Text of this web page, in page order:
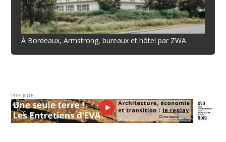
À Bordeaux, Armstrong, bureaux et hôtel par ZWA
PUBLICITE